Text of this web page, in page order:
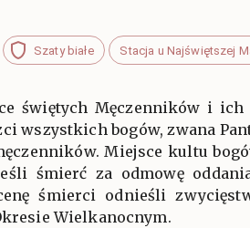
Szaty białe Stacja u Najświętszej
świętych Męczenników i
wszystkich bogów, zwana
Miejsce kultu
śmierć za odmowę
śmierci odnieśli
Wielkanocnym.